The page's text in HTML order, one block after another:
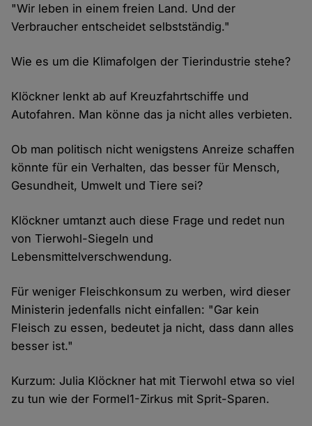
"Wir leben in einem freien Land. Und der
Verbraucher entscheidet selbstständig."
Wie es um die Klimafolgen der Tierindustrie stehe?
Klöckner lenkt ab auf Kreuzfahrtschiffe und
Autofahren. Man könne das ja nicht alles verbieten.
Ob man politisch nicht wenigstens Anreize schaffen
könnte für ein Verhalten, das besser für Mensch,
Gesundheit, Umwelt und Tiere sei?
Klöckner umtanzt auch diese Frage und redet nun
von Tierwohl-Siegeln und
Lebensmittelverschwendung.
Für weniger Fleischkonsum zu werben, wird dieser
Ministerin jedenfalls nicht einfallen: "Gar kein
Fleisch zu essen, bedeutet ja nicht, dass dann alles
besser ist."
Kurzum: Julia Klöckner hat mit Tierwohl etwa so viel
zu tun wie der Formel1-Zirkus mit Sprit-Sparen.